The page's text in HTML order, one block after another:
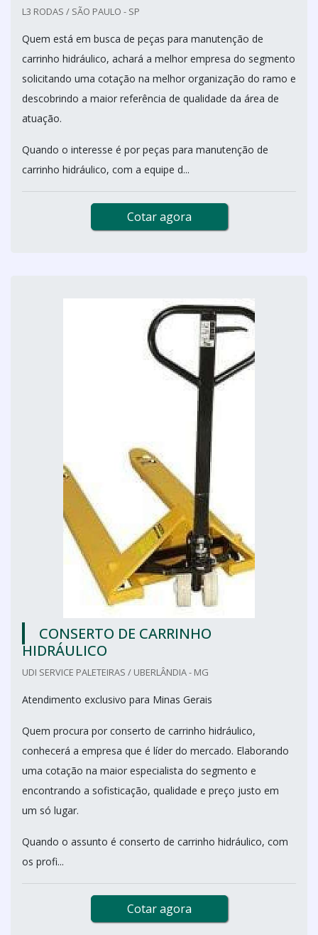
L3 RODAS / SÃO PAULO - SP
Quem está em busca de peças para manutenção de
carrinho hidráulico, achará a melhor empresa do segmento
solicitando uma cotação na melhor organização do ramo e
descobrindo a maior referência de qualidade da área de
atuação.
Quando o interesse é por peças para manutenção de
carrinho hidráulico, com a equipe d...
Cotar agora
CONSERTO DE CARRINHO
HIDRÁULICO
UDI SERVICE PALETEIRAS / UBERLÂNDIA - MG
Atendimento exclusivo para Minas Gerais
Quem procura por conserto de carrinho hidráulico,
conhecerá a empresa que é líder do mercado. Elaborando
uma cotação na maior especialista do segmento e
encontrando a sofisticação, qualidade e preço justo em
um só lugar.
Quando o assunto é conserto de carrinho hidráulico, com
os profi...
Cotar agora